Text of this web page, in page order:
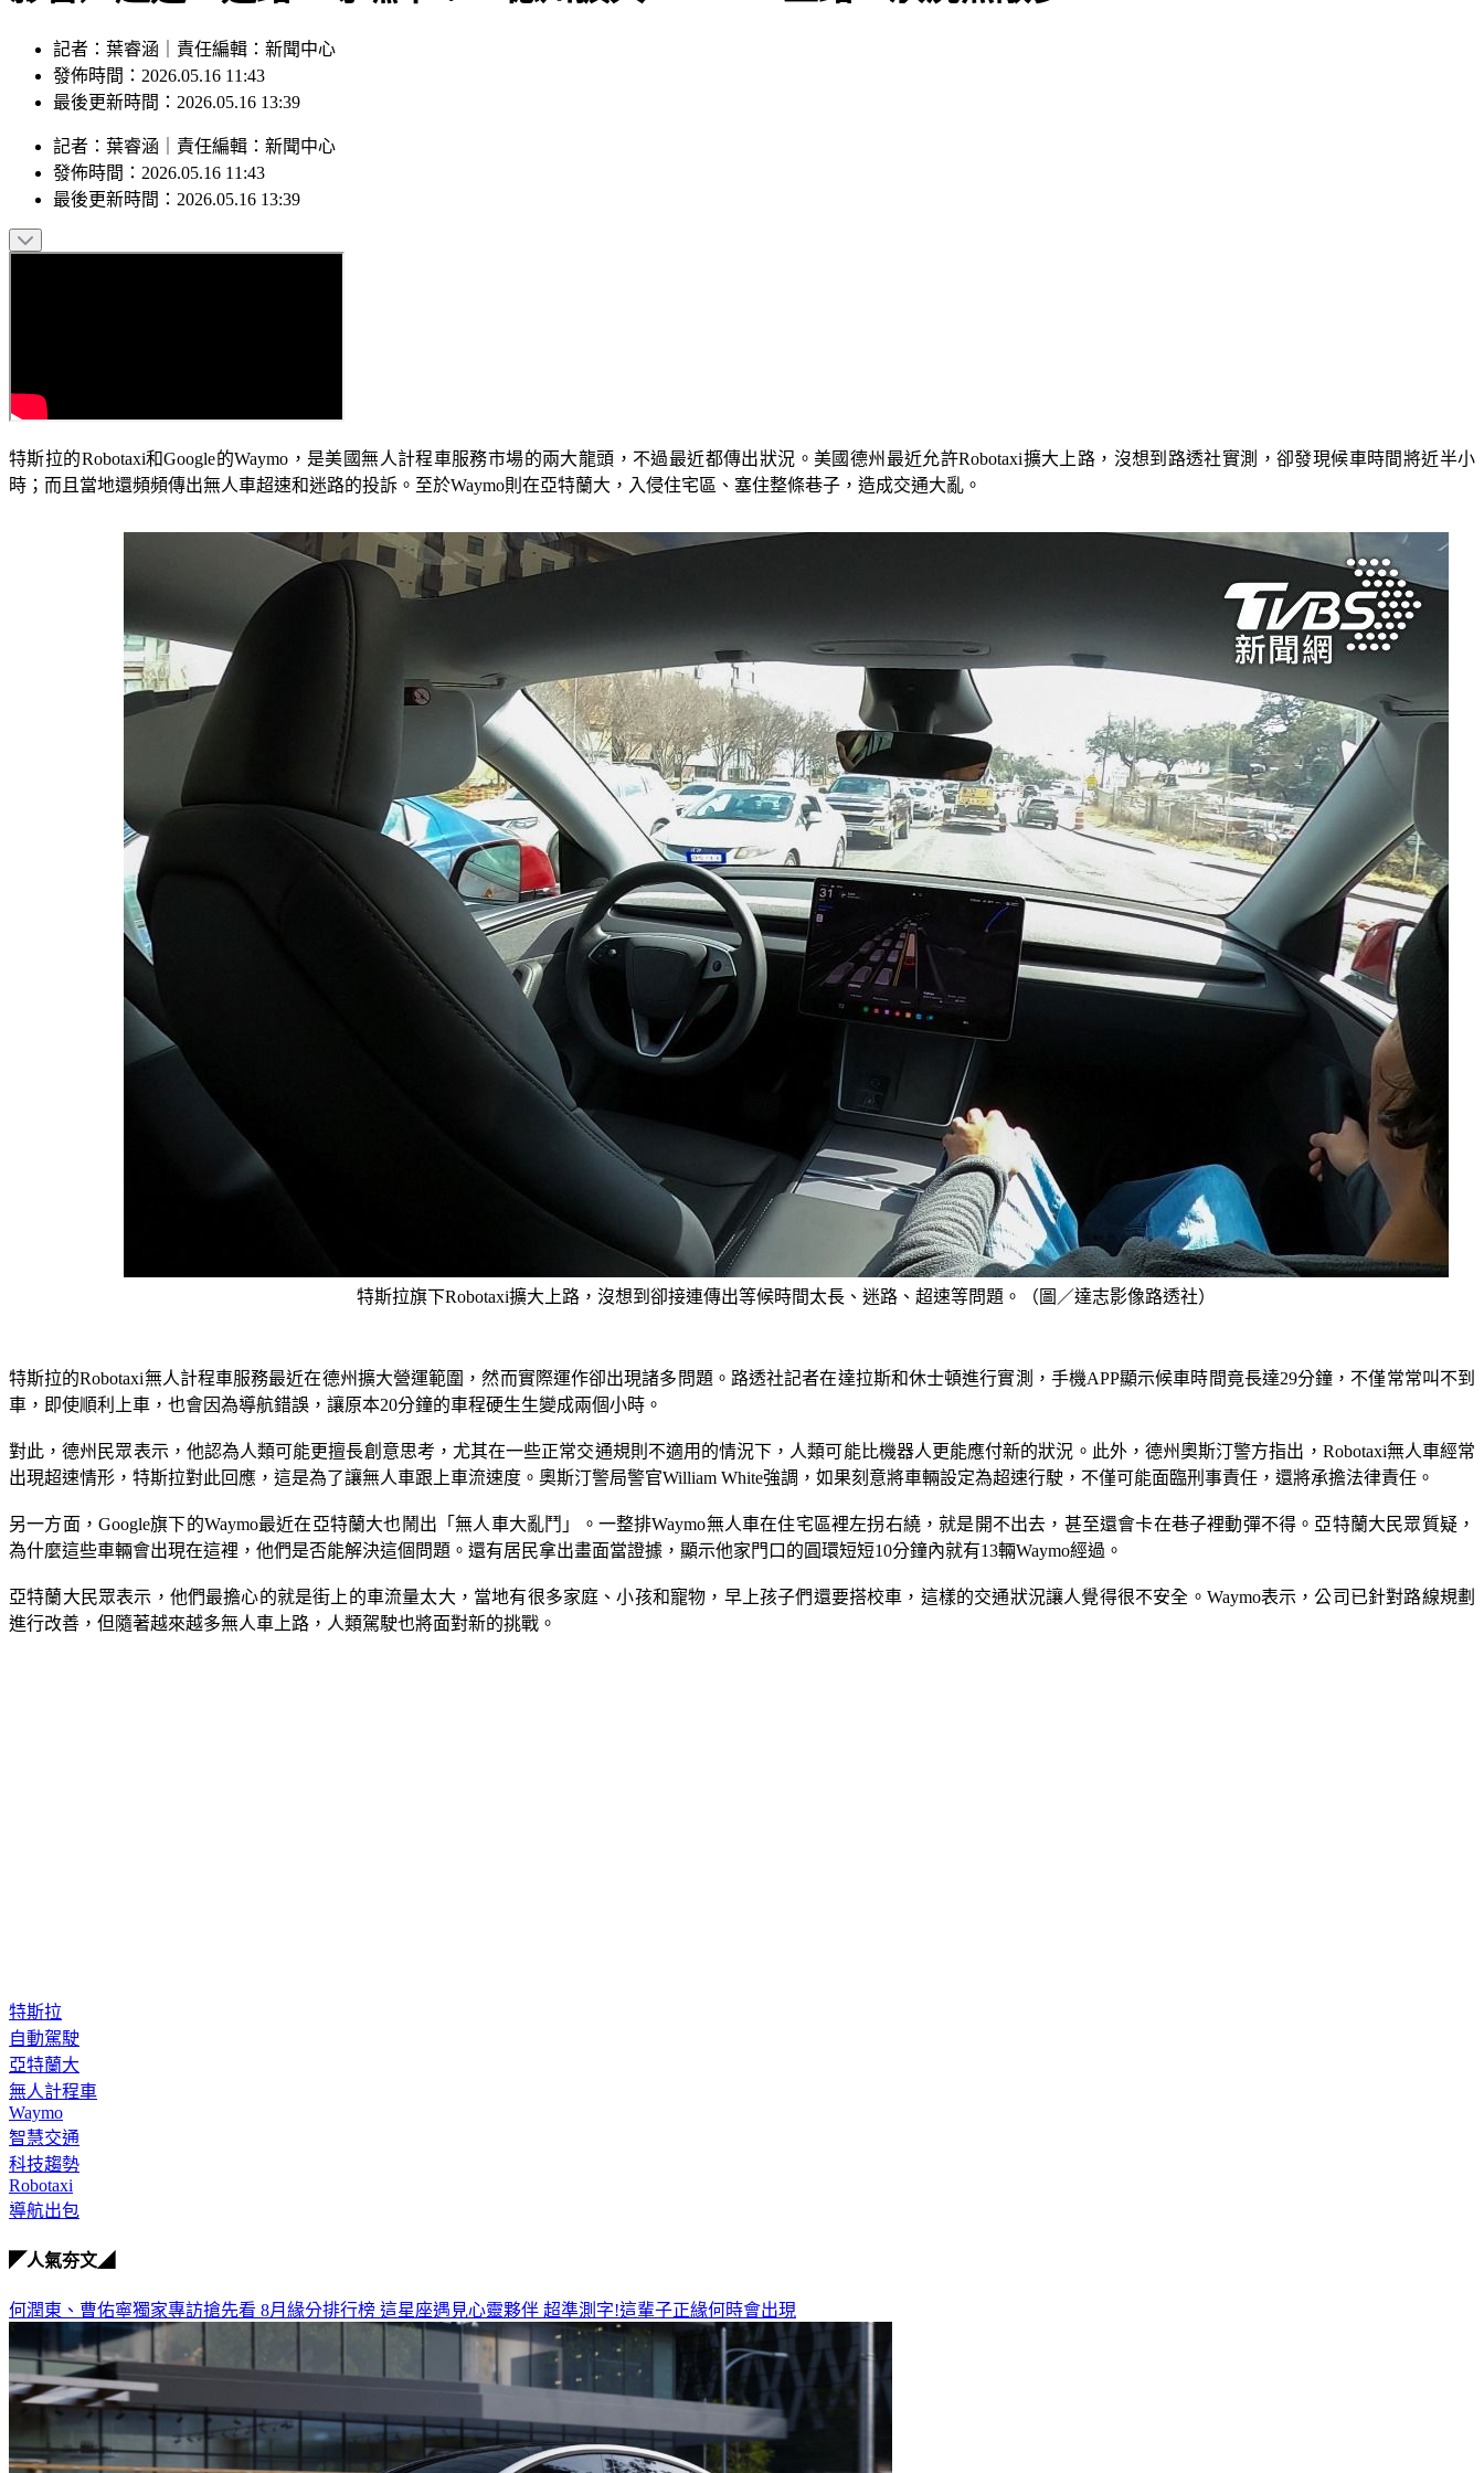
記者：葉睿涵｜責任編輯：新聞中心
發佈時間：2026.05.16 11:43
最後更新時間：2026.05.16 13:39
記者 ： 葉睿涵 責任編輯 ： 新聞中心
發佈時間： 2026.05.16 11:43
最後更新時間： 2026.05.16 13:39
特斯拉的Robotaxi和Google的Waymo，是美國無人計程車服務市場的兩大龍頭，不過最近都傳出狀況。美國德州最近允許Robotaxi擴大上路，沒想到路透社實測，卻發現候車時間將近半小
時；而且當地還頻頻傳出無人車超速和迷路的投訴。至於Waymo則在亞特蘭大，入侵住宅區、塞住整條巷子，造成交通大亂。
特斯拉旗下Robotaxi擴大上路，沒想到卻接連傳出等候時間太長、迷路、超速等問題。（圖／達志影像路透社）
特斯拉的Robotaxi無人計程車服務最近在德州擴大營運範圍，然而實際運作卻出現諸多問題。路透社記者在達拉斯和休士頓進行實測，手機APP顯示候車時間竟長達29分鐘，不僅常常叫不到
車，即使順利上車，也會因為導航錯誤，讓原本20分鐘的車程硬生生變成兩個小時。
對此，德州民眾表示，他認為人類可能更擅長創意思考，尤其在一些正常交通規則不適用的情況下，人類可能比機器人更能應付新的狀況。此外，德州奧斯汀警方指出，Robotaxi無人車經常
出現超速情形，特斯拉對此回應，這是為了讓無人車跟上車流速度。奧斯汀警局警官William White強調，如果刻意將車輛設定為超速行駛，不僅可能面臨刑事責任，還將承擔法律責任。
另一方面，Google旗下的Waymo最近在亞特蘭大也鬧出「無人車大亂鬥」。一整排Waymo無人車在住宅區裡左拐右繞，就是開不出去，甚至還會卡在巷子裡動彈不得。亞特蘭大民眾質疑，
為什麼這些車輛會出現在這裡，他們是否能解決這個問題。還有居民拿出畫面當證據，顯示他家門口的圓環短短10分鐘內就有13輛Waymo經過。
亞特蘭大民眾表示，他們最擔心的就是街上的車流量太大，當地有很多家庭、小孩和寵物，早上孩子們還要搭校車，這樣的交通狀況讓人覺得很不安全。Waymo表示，公司已針對路線規劃
進行改善，但隨著越來越多無人車上路，人類駕駛也將面對新的挑戰。
特斯拉
自動駕駛
亞特蘭大
無人計程車
Waymo
智慧交通
科技趨勢
Robotaxi
導航出包
◤人氣夯文◢
何潤東、曹佑寧獨家專訪搶先看 8月緣分排行榜 這星座遇見心靈夥伴 超準測字!這輩子正緣何時會出現